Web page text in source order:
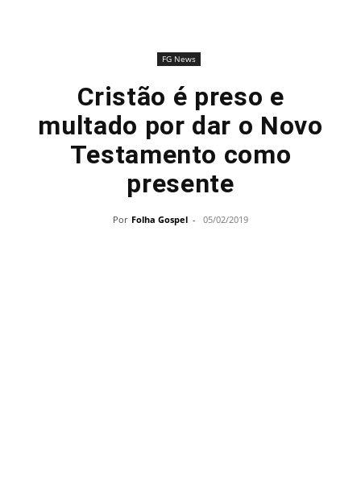
FG News
Cristão é preso e
multado por dar o Novo
Testamento como
presente
Por Folha Gospel - 05/02/2019